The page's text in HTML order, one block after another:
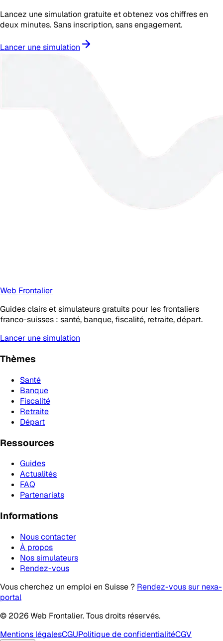
Lancez une simulation gratuite et obtenez vos chiffres en
deux minutes. Sans inscription, sans engagement.
Lancer une simulation
Web Frontalier
Guides clairs et simulateurs gratuits pour les frontaliers
franco-suisses : santé, banque, fiscalité, retraite, départ.
Lancer une simulation
Thèmes
Santé
Banque
Fiscalité
Retraite
Départ
Ressources
Guides
Actualités
FAQ
Partenariats
Informations
Nous contacter
À propos
Nos simulateurs
Rendez-vous
Vous cherchez un emploi en Suisse ? Rendez-vous sur nexa-
portal
© 2026 Web Frontalier. Tous droits réservés.
Mentions légalesCGUPolitique de confidentialitéCGV